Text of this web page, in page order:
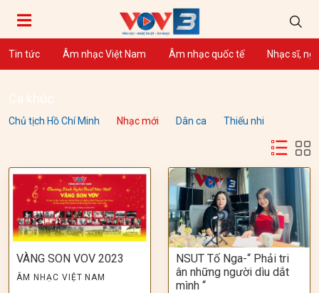
Tin tức Âm nhạc Việt Nam Âm nhạc quốc tế Nhạc sĩ,
Ca khúc
Chủ tịch Hồ Chí Minh Nhạc mới Dân ca Thiếu nhi
VÀNG SON VOV 2023
ÂM NHẠC VIỆT NAM
NSUT Tố Nga-“ Phải tri
ân những người dìu dắt
mình “